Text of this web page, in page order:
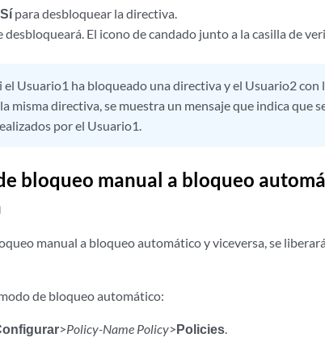
Sípara desbloquear la directiva.
desbloqueará. El icono de candado junto a la casilla de
el Usuario1 ha bloqueado una directiva y el Usuario2 con
misma directiva, se muestra un mensaje que indica que
por el Usuario1.
bloqueo manual a bloqueo
manual a bloqueo automático y viceversa, se
de bloqueo automático:
>Policy-Name Policy>Policies.